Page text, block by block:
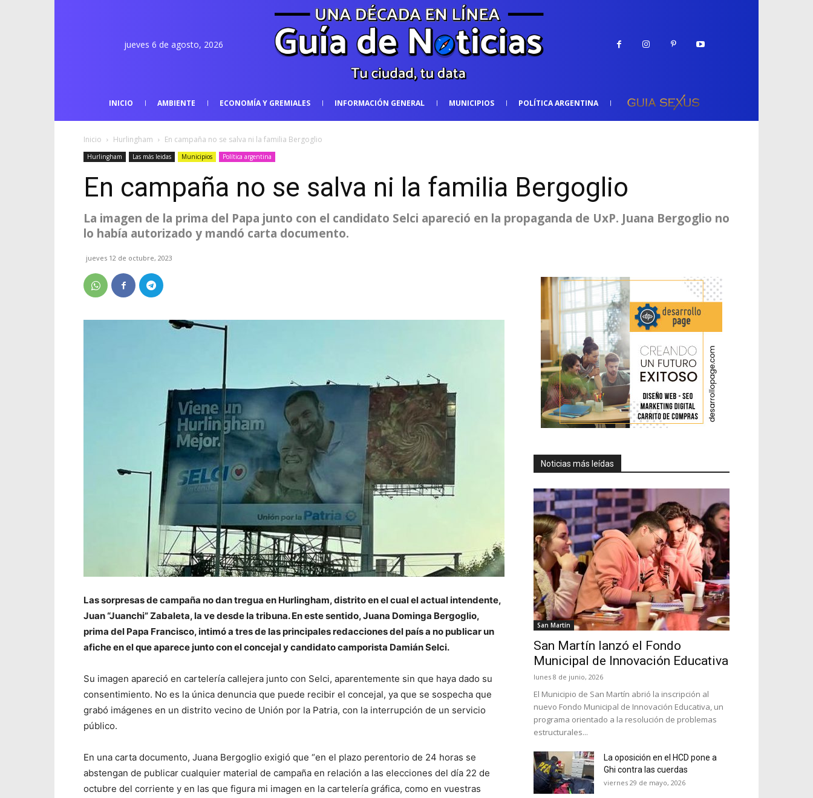
jueves 6 de agosto, 2026
INICIO AMBIENTE ECONOMÍA Y GREMIALES INFORMACIÓN GENERAL MUNICIPIOS POLÍTICA ARGENTINA
Inicio Hurlingham En campaña no se salva ni la familia Bergoglio
Hurlingham Las más leidas Municipios Política argentina
En campaña no se salva ni la familia Bergoglio
La imagen de la prima del Papa junto con el candidato Selci apareció en la propaganda de UxP. Juana Bergoglio no
lo había autorizado y mandó carta documento.
jueves 12 de octubre, 2023
Las sorpresas de campaña no dan tregua en Hurlingham, distrito en el cual el actual intendente,
Juan “Juanchi” Zabaleta, la ve desde la tribuna. En este sentido, Juana Dominga Bergoglio,
prima del Papa Francisco, intimó a tres de las principales redacciones del país a no publicar un
afiche en el que aparece junto con el concejal y candidato camporista Damián Selci.
Su imagen apareció en cartelería callejera junto con Selci, aparentemente sin que haya dado su
consentimiento. No es la única denuncia que puede recibir el concejal, ya que se sospecha que
grabó imágenes en un distrito vecino de Unión por la Patria, con la interrupción de un servicio
público.
En una carta documento, Juana Bergoglio exigió que “en el plazo perentorio de 24 horas se
abstengan de publicar cualquier material de campaña en relación a las elecciones del día 22 de
octubre del corriente y en las que figura mi imagen en la cartelería gráfica, como en vuestras
Noticias más leídas
San Martín
San Martín lanzó el Fondo
Municipal de Innovación Educativa
lunes 8 de junio, 2026
El Municipio de San Martín abrió la inscripción al
nuevo Fondo Municipal de Innovación Educativa, un
programa orientado a la resolución de problemas
estructurales...
La oposición en el HCD pone a
Ghi contra las cuerdas
viernes 29 de mayo, 2026